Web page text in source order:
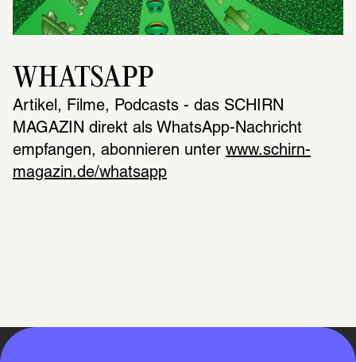
WHATSAPP
Artikel, Filme, Podcasts - das SCHIRN
MAGAZIN direkt als WhatsApp-Nachricht
empfangen, abonnieren unter www.schirn-
magazin.de/whatsapp